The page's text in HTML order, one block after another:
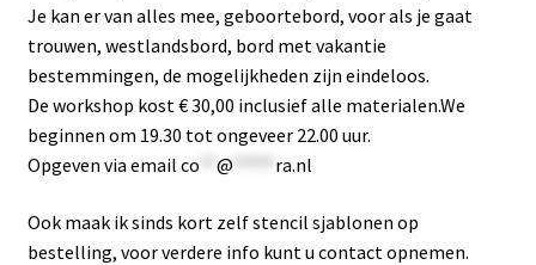
Je kan er van alles mee, geboortebord, voor als je gaat
trouwen, westlandsbord, bord met vakantie
bestemmingen, de mogelijkheden zijn eindeloos.
De workshop kost € 30,00 inclusief alle materialen.We
beginnen om 19.30 tot ongeveer 22.00 uur.
Opgeven via email co @ ra.nl
Ook maak ik sinds kort zelf stencil sjablonen op
bestelling, voor verdere info kunt u contact opnemen.